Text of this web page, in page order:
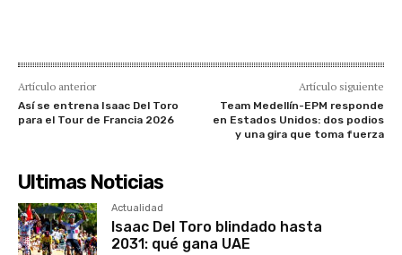
Artículo anterior
Así se entrena Isaac Del Toro
para el Tour de Francia 2026
Artículo siguiente
Team Medellín-EPM responde
en Estados Unidos: dos podios
y una gira que toma fuerza
Ultimas Noticias
Actualidad
Isaac Del Toro blindado hasta
2031: qué gana UAE